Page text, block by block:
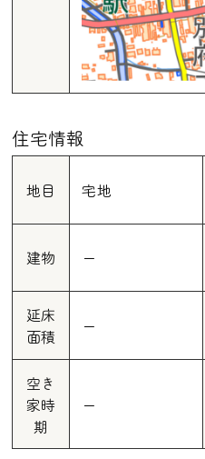
住宅情報
地目 宅地
建物 ー
延床
面積
ー
空き
家時
期
ー